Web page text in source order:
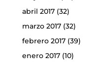
abril 2017(32)
marzo 2017(32)
febrero 2017(39)
enero 2017(10)